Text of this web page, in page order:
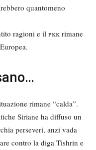
quantomeno
ragioni e ilpkk rimane
rimane “calda”.
Siriane ha diffuso un
perseveri, anzi vada
contro la diga Tishrin e